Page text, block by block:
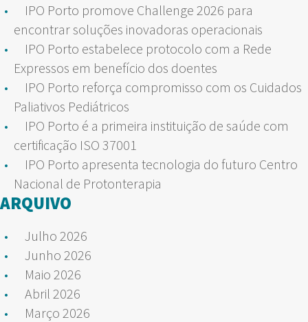
IPO Porto promove Challenge 2026 para
encontrar soluções inovadoras operacionais
IPO Porto estabelece protocolo com a Rede
Expressos em benefício dos doentes
IPO Porto reforça compromisso com os Cuidados
Paliativos Pediátricos
IPO Porto é a primeira instituição de saúde com
certificação ISO 37001
IPO Porto apresenta tecnologia do futuro Centro
Nacional de Protonterapia
ARQUIVO
Julho 2026
Junho 2026
Maio 2026
Abril 2026
Março 2026